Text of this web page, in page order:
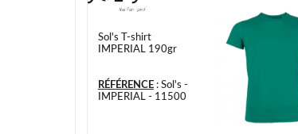
Sol's T-shirt
IMPERIAL 190gr
RÉFÉRENCE: Sol's -
IMPERIAL - 11500